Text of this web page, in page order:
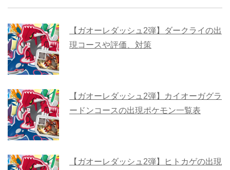
【ガオーレダッシュ2弾】ダークライの出
現コースや評価、対策
【ガオーレダッシュ2弾】カイオーガグラ
ードンコースの出現ポケモン一覧表
【ガオーレダッシュ2弾】ヒトカゲの出現